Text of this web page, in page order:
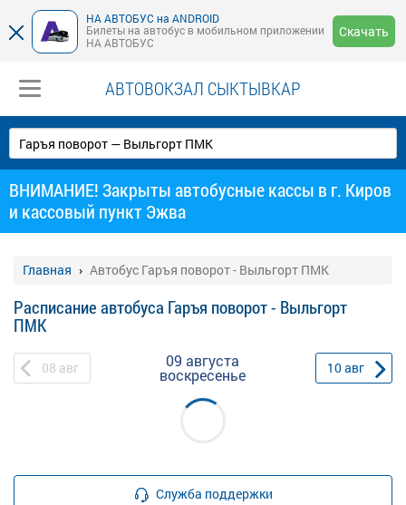
НА АВТОБУС на ANDROID
Билеты на автобус в мобильном приложении
НА АВТОБУС
Скачать
АВТОВОКЗАЛ СЫКТЫВКАР
ВНИМАНИЕ! Закрыты автобусные кассы в г. Киров
и кассовый пункт Эжва
Главная Автобус Гаръя поворот - Выльгорт ПМК
Расписание автобуса Гаръя поворот - Выльгорт
ПМК
08 авг 09 августа
воскресенье 10авг
Служба поддержки